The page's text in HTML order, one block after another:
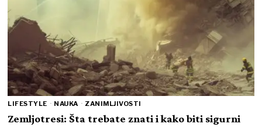
LIFESTYLE · NAUKA · ZANIMLJIVOSTI
Zemljotresi: Šta trebate znati i kako biti sigurni